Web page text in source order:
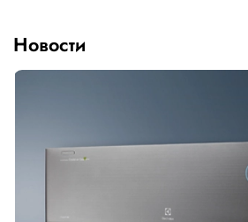
Новости